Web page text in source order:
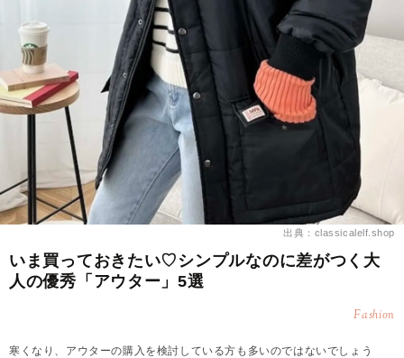
出典：classicalelf.shop
いま買っておきたい♡シンプルなのに差がつく大
人の優秀「アウター」5選
Fashion
寒くなり、アウターの購入を検討している方も多いのではないでしょう